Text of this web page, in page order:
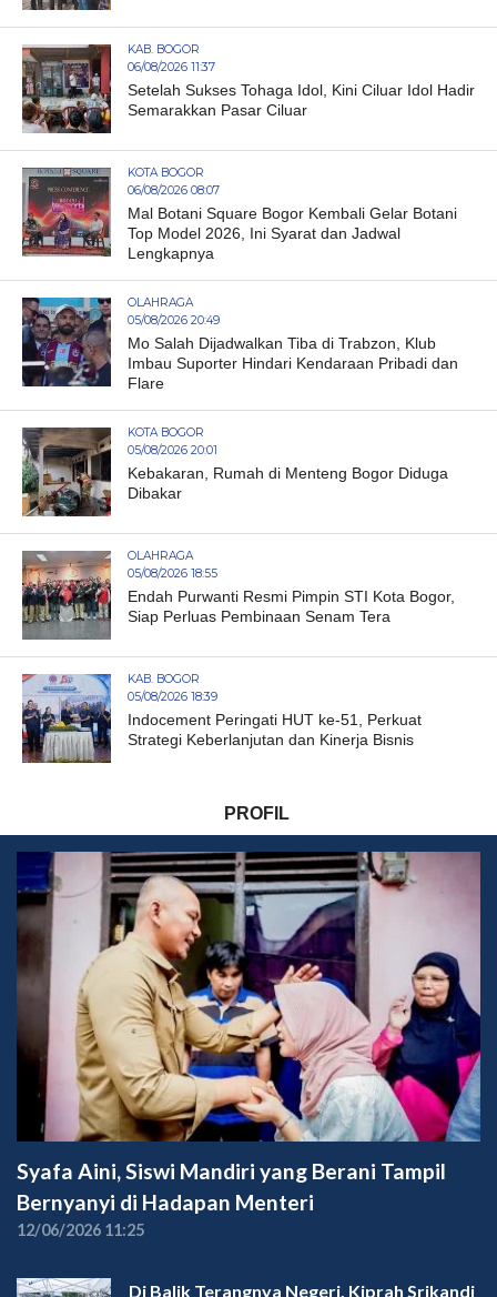
KAB. BOGOR
06/08/2026 11:37
Setelah Sukses Tohaga Idol, Kini Ciluar Idol Hadir
Semarakkan Pasar Ciluar
KOTA BOGOR
06/08/2026 08:07
Mal Botani Square Bogor Kembali Gelar Botani
Top Model 2026, Ini Syarat dan Jadwal
Lengkapnya
OLAHRAGA
05/08/2026 20:49
Mo Salah Dijadwalkan Tiba di Trabzon, Klub
Imbau Suporter Hindari Kendaraan Pribadi dan
Flare
KOTA BOGOR
05/08/2026 20:01
Kebakaran, Rumah di Menteng Bogor Diduga
Dibakar
OLAHRAGA
05/08/2026 18:55
Endah Purwanti Resmi Pimpin STI Kota Bogor,
Siap Perluas Pembinaan Senam Tera
KAB. BOGOR
05/08/2026 18:39
Indocement Peringati HUT ke-51, Perkuat
Strategi Keberlanjutan dan Kinerja Bisnis
PROFIL
Syafa Aini, Siswi Mandiri yang Berani Tampil
Bernyanyi di Hadapan Menteri
12/06/2026 11:25
Di Balik Terangnya Negeri, Kiprah Srikandi